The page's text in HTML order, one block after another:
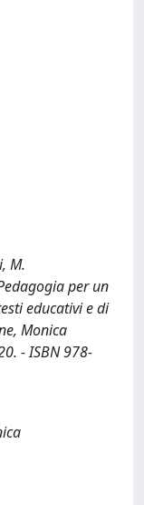
M.
per un
educativi e di
Monica
- ISBN 978-